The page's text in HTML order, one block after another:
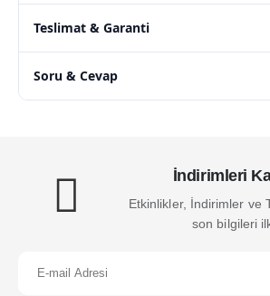
Teslimat & Garanti
Soru & Cevap
İndirimleri
Etkinlikler, İndirimler ve
son bilgileri